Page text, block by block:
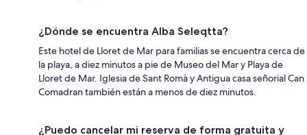
¿Dónde se encuentra Alba Seleqtta?
Este hotel de Lloret de Mar para familias se encuentra cerca de
la playa, a diez minutos a pie de Museo del Mar y Playa de
Lloret de Mar. Iglesia de Sant Romà y Antigua casa señorial Can
Comadran también están a menos de diez minutos.
¿Puedo cancelar mi reserva de forma gratuita y